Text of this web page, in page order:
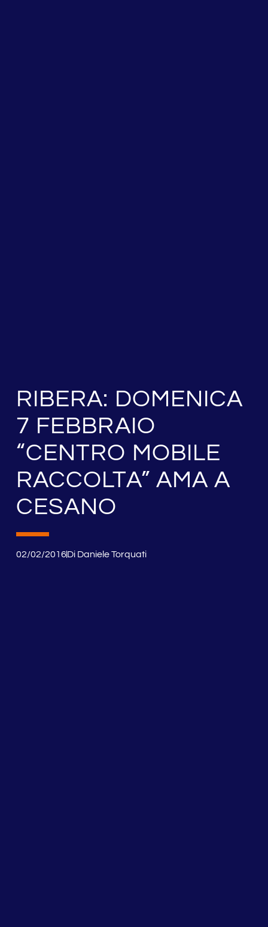
RIBERA: DOMENICA
7 FEBBRAIO
“CENTRO MOBILE
RACCOLTA” AMA A
CESANO
02/02/2016DiDaniele Torquati